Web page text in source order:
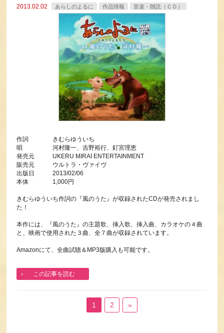
2013.02.02 あらしのよるに 作品情報 音楽・朗読（ＣＤ）
作詞 きむらゆういち
唄 河村隆一、吉野裕行、釘宮理恵
発売元 UKERU MIRAI ENTERTAINMENT
販売元 ウルトラ・ヴァイヴ
出版日 2013/02/06
本体 1,000円
きむらゆういち作詞の『風のうた』が収録されたCDが発売されまし
た！
本作には、『風のうた』の主題歌、挿入歌、挿入曲、カラオケの４曲
と、映画で使用された３曲、全７曲が収録されています。
Amazonにて、全曲試聴＆MP3版購入も可能です。
この記事を読む
1 2 »